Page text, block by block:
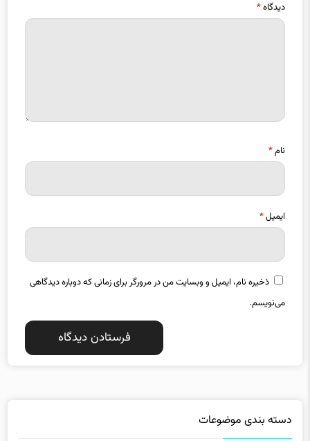
دیدگاه*
نام*
ایمیل*
ذخیره نام، ایمیل و وبسایت من در مرورگر برای زمانی که دوباره دیدگاهی
می‌نویسم.
دسته بندی موضوعات